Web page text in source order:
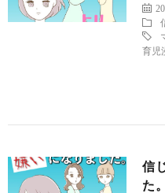
育児
信
た